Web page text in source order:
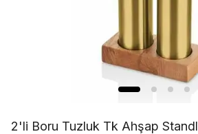
2'li Boru Tuzluk Tk Ahşap